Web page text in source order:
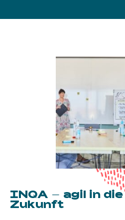
INQA – agil in
Zukunft